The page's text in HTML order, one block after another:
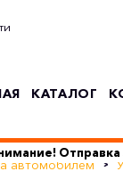
КАТАЛОГ
Отправка
автомобилем